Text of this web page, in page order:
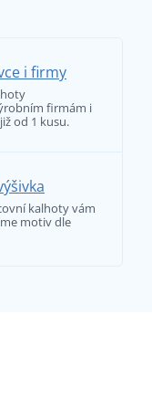
i firmy
firmám i
od 1 kusu.
kalhoty vám
motiv dle